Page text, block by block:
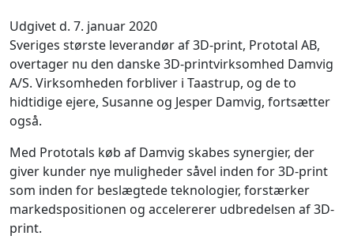
Udgivet d. 7. januar 2020
Sveriges største leverandør af 3D-print, Prototal AB,
overtager nu den danske 3D-printvirksomhed Damvig
A/S. Virksomheden forbliver i Taastrup, og de to
hidtidige ejere, Susanne og Jesper Damvig, fortsætter
også.
Med Prototals køb af Damvig skabes synergier, der
giver kunder nye muligheder såvel inden for 3D-print
som inden for beslægtede teknologier, forstærker
markedspositionen og accelererer udbredelsen af 3D-
print.